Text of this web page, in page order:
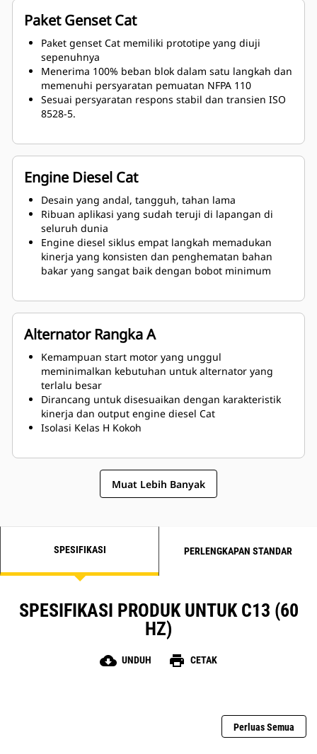
Paket Genset Cat
Paket genset Cat memiliki prototipe yang diuji
sepenuhnya
Menerima 100% beban blok dalam satu langkah dan
memenuhi persyaratan pemuatan NFPA 110
Sesuai persyaratan respons stabil dan transien ISO
8528-5.
Engine Diesel Cat
Desain yang andal, tangguh, tahan lama
Ribuan aplikasi yang sudah teruji di lapangan di
seluruh dunia
Engine diesel siklus empat langkah memadukan
kinerja yang konsisten dan penghematan bahan
bakar yang sangat baik dengan bobot minimum
Alternator Rangka A
Kemampuan start motor yang unggul
meminimalkan kebutuhan untuk alternator yang
terlalu besar
Dirancang untuk disesuaikan dengan karakteristik
kinerja dan output engine diesel Cat
Isolasi Kelas H Kokoh
Muat Lebih Banyak
SPESIFIKASI PERLENGKAPAN STANDAR
SPESIFIKASI PRODUK UNTUK C13 (60
HZ)
cloud_download UNDUH print CETAK
Perluas Semua